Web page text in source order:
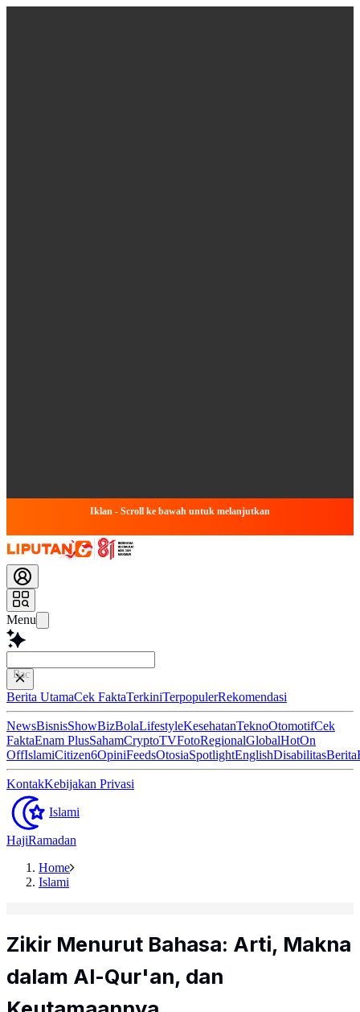
Iklan - Scroll ke bawah untuk melanjutkan
Menu
Baca lebih cepat
Berita UtamaCek FaktaTerkiniTerpopulerRekomendasi
NewsBisnisShowBizBolaLifestyleKesehatanTeknoOtomotifCek
FaktaEnam PlusSahamCryptoTVFotoRegionalGlobalHotOn
OffIslamiCitizen6OpiniFeedsOtosiaSpotlightEnglishDisabilitasBerita
KontakKebijakan Privasi
Islami
HajiRamadan
Home
Islami
Zikir Menurut Bahasa: Arti, Makna
dalam Al-Qur'an, dan